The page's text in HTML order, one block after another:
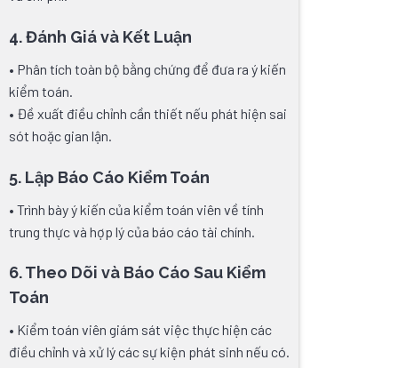
4. Đánh Giá và Kết Luận
• Phân tích toàn bộ bằng chứng để đưa ra ý kiến
kiểm toán.
• Đề xuất điều chỉnh cần thiết nếu phát hiện sai
sót hoặc gian lận.
5. Lập Báo Cáo Kiểm Toán
• Trình bày ý kiến của kiểm toán viên về tính
trung thực và hợp lý của báo cáo tài chính.
6. Theo Dõi và Báo Cáo Sau Kiểm
Toán
• Kiểm toán viên giám sát việc thực hiện các
điều chỉnh và xử lý các sự kiện phát sinh nếu có.